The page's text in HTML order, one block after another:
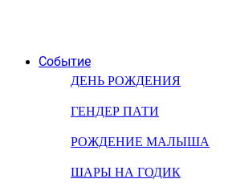
Событие
ДЕНЬ РОЖДЕНИЯ
ГЕНДЕР ПАТИ
РОЖДЕНИЕ МАЛЫША
ШАРЫ НА ГОДИК